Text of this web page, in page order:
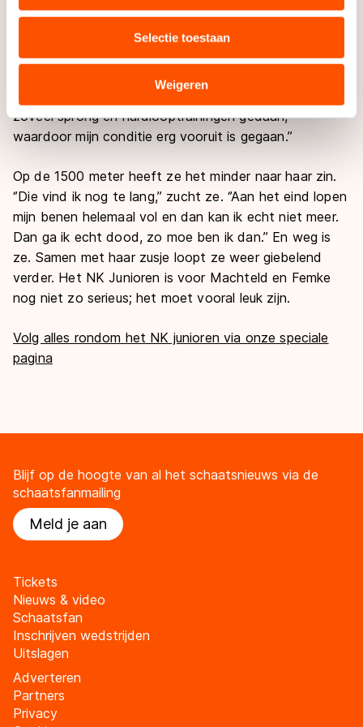
uw gebruik van onze site met onze partners voor social
combineren met andere gegevens die u aan hen heeft
verstrekt of die zij hebben verzameld via hun services.
Sommige partners kunnen gegevens doorgeven aan
landen buiten de EU, zoals de VS, waar mogelijk geen
adequaat beschermingsniveau geldt volgens de GDPR.
Door op ‘Toestaan’ te klikken, stemt u in met deze
Selectie toestaan
Weigeren
De 500 meter vindt ze de leukste afstand. Ze houdt
wel van sprinten en smijt op het ijs met energie. ‘’Dan
moet alles perfect zijn,’’ zegt ze stralend. ‘’Door al die
aan. We hebben met de Baanselectie van Haarlem
zoveel sprong en hardlooptrainingen gedaan,
waardoor mijn conditie erg vooruit is gegaan.’’
Op de 1500 meter heeft ze het minder naar haar zin.
‘’Die vind ik nog te lang,’’ zucht ze. ‘’Aan het eind lopen
mijn benen helemaal vol en dan kan ik echt niet meer.
Dan ga ik echt dood, zo moe ben ik dan.’’ En weg is
ze. Samen met haar zusje loopt ze weer giebelend
verder. Het NK Junioren is voor Machteld en Femke
nog niet zo serieus; het moet vooral leuk zijn.
Volg alles rondom het NK junioren via onze speciale
pagina
Blijf op de hoogte van al het schaatsnieuws via de
schaatsfanmailing
Meld je aan
Tickets
Nieuws & video
Schaatsfan
Inschrijven wedstrijden
Uitslagen
Adverteren
Partners
Privacy